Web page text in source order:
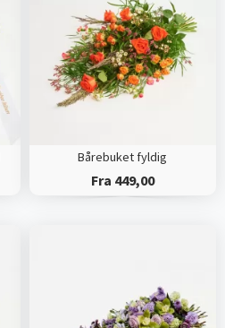
Bårebuket fyldig
Fra 449,00